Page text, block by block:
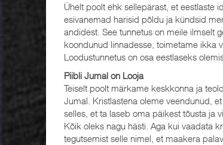
Ühelt poolt ehk sellepärast, et eestlaste
esivanemad harisid põldu ja kündsid
andidest. See tunnetus on meile ilmselt
koondunud linnadesse, toimetame ikka
Loodustunnetus on osa eestlaseks
Piibli Jumal on Looja
Teiselt poolt märkame keskkonna ja
Jumal. Kristlastena oleme veendunud,
selles, et ta laseb oma päikest tõusta ja
Kõik oleks nagu hästi. Aga kui vaadata
tegutsemist selle nimel, et maakera